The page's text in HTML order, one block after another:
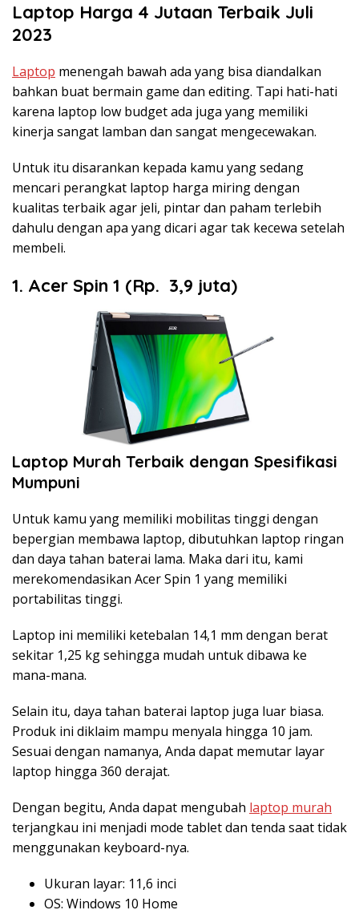
Laptop Harga 4 Jutaan Terbaik Juli
2023
Laptop menengah bawah ada yang bisa diandalkan
bahkan buat bermain game dan editing. Tapi hati-hati
karena laptop low budget ada juga yang memiliki
kinerja sangat lamban dan sangat mengecewakan.
Untuk itu disarankan kepada kamu yang sedang
mencari perangkat laptop harga miring dengan
kualitas terbaik agar jeli, pintar dan paham terlebih
dahulu dengan apa yang dicari agar tak kecewa setelah
membeli.
1. Acer Spin 1 (Rp. 3,9 juta)
Laptop Murah Terbaik dengan Spesifikasi
Mumpuni
Untuk kamu yang memiliki mobilitas tinggi dengan
bepergian membawa laptop, dibutuhkan laptop ringan
dan daya tahan baterai lama. Maka dari itu, kami
merekomendasikan Acer Spin 1 yang memiliki
portabilitas tinggi.
Laptop ini memiliki ketebalan 14,1 mm dengan berat
sekitar 1,25 kg sehingga mudah untuk dibawa ke
mana-mana.
Selain itu, daya tahan baterai laptop juga luar biasa.
Produk ini diklaim mampu menyala hingga 10 jam.
Sesuai dengan namanya, Anda dapat memutar layar
laptop hingga 360 derajat.
Dengan begitu, Anda dapat mengubah laptop murah
terjangkau ini menjadi mode tablet dan tenda saat tidak
menggunakan keyboard-nya.
Ukuran layar: 11,6 inci
OS: Windows 10 Home